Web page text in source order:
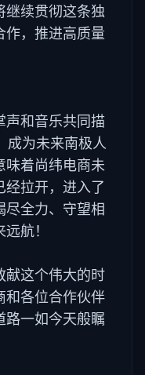
继续贯彻这条独
作，推进高质量
声和音乐共同描
成为未来南极人
味着尚纬电商未
经拉开，进入了
尽全力、守望相
航！
献这个伟大的时
和各位合作伙伴
路一如今天般瞩